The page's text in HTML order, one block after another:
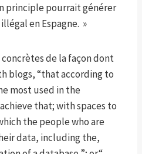
principle pourrait générer
en Espagne. »
de la façon dont
blogs, “that according to
most used in the
that; with spaces to
the people who are
data, including the,